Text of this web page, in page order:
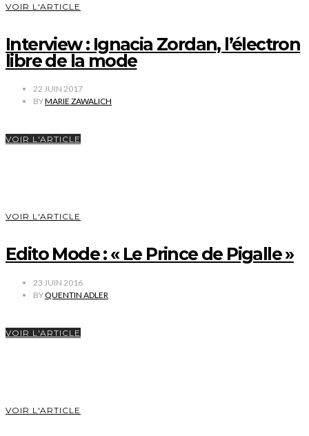
VOIR L'ARTICLE
Interview : Ignacia Zordan, l’électron
libre de la mode
22 JUIN 2017
BYMARIE ZAWALICH
VOIR L'ARTICLE
VOIR L'ARTICLE
Edito Mode : « Le Prince de Pigalle »
23 JUIN 2016
BYQUENTIN ADLER
VOIR L'ARTICLE
VOIR L'ARTICLE